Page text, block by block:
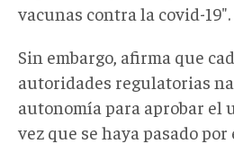
vacunas contra la covid-19".
Sin embargo, afirma que
autoridades regulatorias
autonomía para aprobar el
vez que se haya pasado